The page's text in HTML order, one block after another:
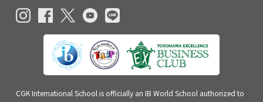
CGK International School is officially an IB World School authorized to